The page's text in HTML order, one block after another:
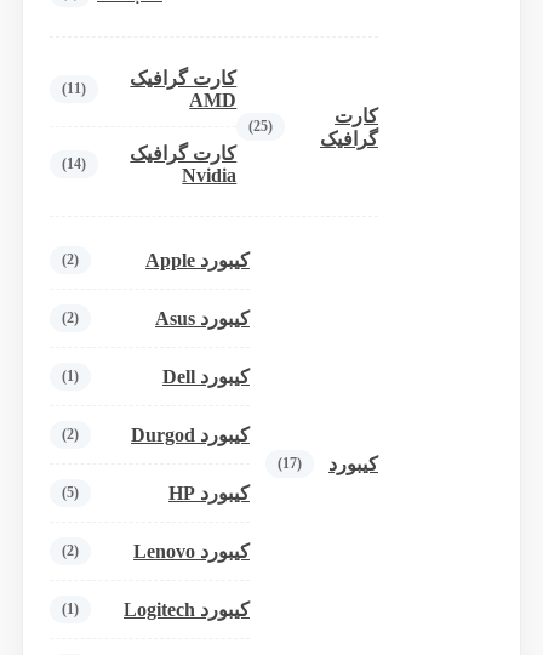
کارت
گرافیک
(25)
کارت گرافیک
AMD
(11)
کارت گرافیک
Nvidia
(14)
کیبورد (17)
کیبورد Apple (2)
کیبورد Asus (2)
کیبورد Dell (1)
کیبورد Durgod (2)
کیبورد HP (5)
کیبورد Lenovo (2)
کیبورد Logitech (1)